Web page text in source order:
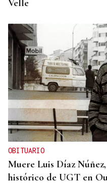
Velle
OBITUARIO
Muere Luis Díaz
histórico de UGT en